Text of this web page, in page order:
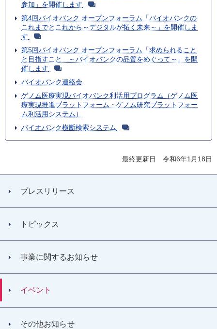
参加」を開催します
第4回バイオバンク オープンフォーラム「バイオバンクの
これまでとこれから～デジタルが拓く未来～」を開催しま
す
第5回バイオバンク オープンフォーラム「求められること
と目指すこと ～バイオバンクの品質をめぐって～」を開
催します
バイオバンク連絡会
ゲノム医療実現バイオバンク利活用プログラム（ゲノム医
療実現推進プラットフォーム・ゲノム研究プラットフォー
ム利活用システム）
バイオバンク横断検索システム
最終更新日 令和6年1月18日
プレスリリース
トピックス
事業に関するお知らせ
イベント
その他お知らせ